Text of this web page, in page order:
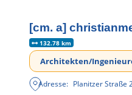
[cm. a]
132.78 km
Architekten/
Adresse: Planitzer Straße